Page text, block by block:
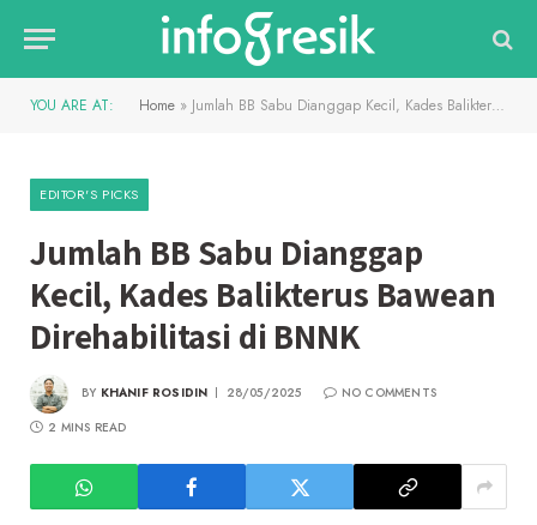
YOU ARE AT: Home » Jumlah BB Sabu Dianggap Kecil, Kades Balikterus Bawean Direhabilitasi di BNNK
EDITOR'S PICKS
Jumlah BB Sabu Dianggap
Kecil, Kades Balikterus Bawean
Direhabilitasi di BNNK
BY KHANIF ROSIDIN 28/05/2025
NO COMMENTS
2 MINS READ